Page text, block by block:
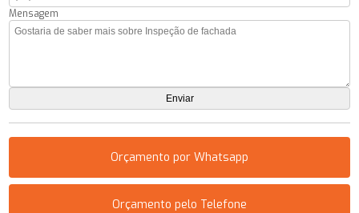
Mensagem
Orçamento por Whatsapp
Orçamento pelo Telefone